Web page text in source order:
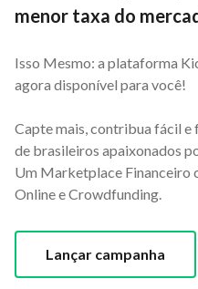
menor taxa do
Isso Mesmo: a plataforma
agora disponível para você!
Capte mais, contribua fácil e
de brasileiros apaixonados
Um Marketplace Financeiro
Online e Crowdfunding.
Lançar campanha